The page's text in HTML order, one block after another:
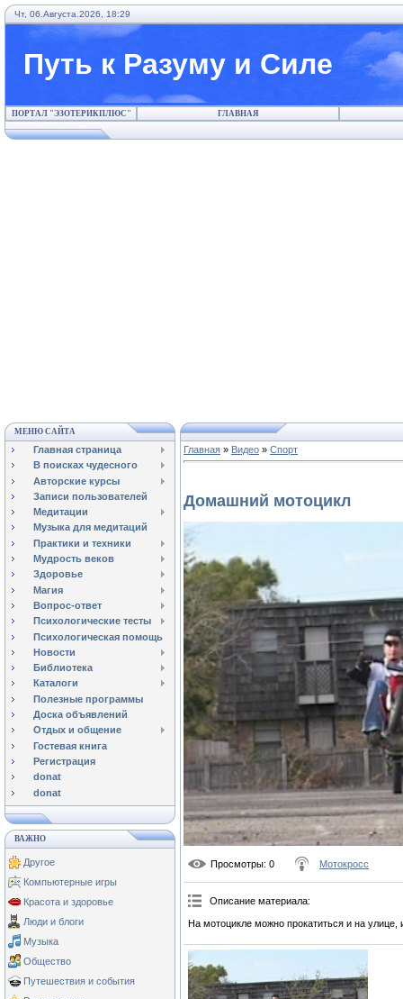
Чт, 06.Августа.2026, 18:29
Путь к Разуму и Силе
ПОРТАЛ "ЭЗОТЕРИКПЛЮС" ГЛАВНАЯ
МЕНЮ САЙТА
Главная страница
В поисках чудесного
Авторские курсы
Записи пользователей
Медитации
Музыка для медитаций
Практики и техники
Мудрость веков
Здоровье
Магия
Вопрос-ответ
Психологические тесты
Психологическая помощь
Новости
Библиотека
Каталоги
Полезные программы
Доска объявлений
Отдых и общение
Гостевая книга
Регистрация
donat
donat
ВАЖНО
Другое
Компьютерные игры
Красота и здоровье
Люди и блоги
Музыка
Общество
Путешествия и события
Главная » Видео » Спорт
Домашний мотоцикл
Просмотры: 0 Мотокросс
Описание материала:
На мотоцикле можно прокатиться и на улице,